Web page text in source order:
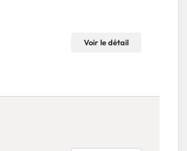
Voir le détail